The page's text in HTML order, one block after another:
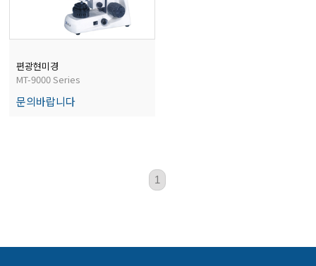
이크로피펫
편광현미경
MT-9000 Series
문의바랍니다
1